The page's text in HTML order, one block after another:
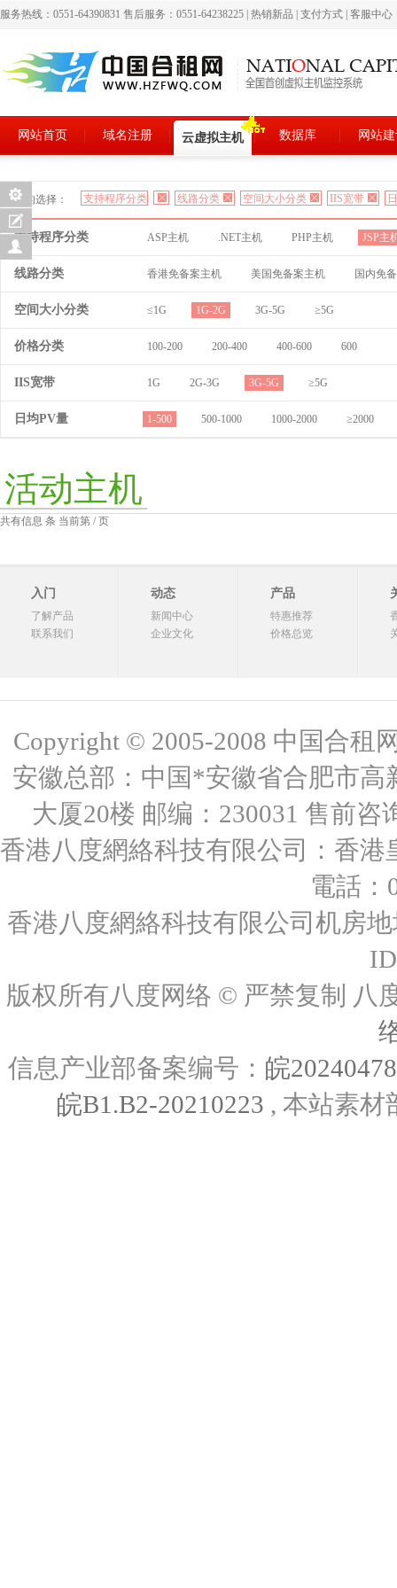
服务热线：0551-64390831 售后服务：0551-64238225 热销新品 支付方式 客服中心
网站首页 域名注册 云虚拟主机 数据库 网站
您的选择： 支持程序分类 线路分类 空间大小分类 IIS宽带
支持程序分类 ASP主机 .NET主机 PHP主机 JSP主
线路分类 香港免备案主机 美国免备案主机 国内免
空间大小分类 ≤1G 1G-2G 3G-5G ≥5G
价格分类 100-200 200-400 400-600 600
IIS宽带 1G 2G-3G 3G-5G ≥5G
日均PV量 1-500 500-1000 1000-2000 ≥2000
活动主机
共有信息 条 当前第 / 页
入门
了解产品
联系我们
动态
新闻中心
企业文化
产品
特惠推荐
价格总览
Copyright © 2005-2008 中国合租
安徽总部：中国*安徽省合肥市
大厦20楼 邮编：230031 售前咨
香港八度網絡科技有限公司：香
電話：
香港八度網絡科技有限公司机房
版权所有八度网络 © 严禁复制
信息产业部备案编号： 皖
皖B1.B2-20210223 , 本站素材